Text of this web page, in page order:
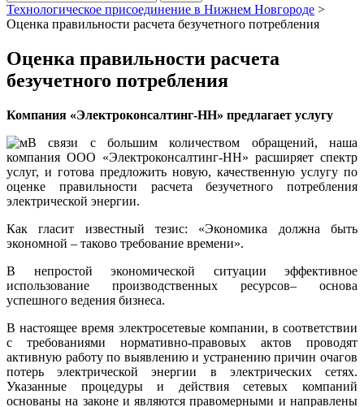
Технологическое присоединение в Нижнем Новгороде >
Oценка правильности расчета безучетного потребления
Oценка правильности расчета
безучетного потребления
Компания «Электроконсалтинг-НН» предлагает услугу
В связи с большим количеством обращений, наша
компания ООО «Электроконсалтинг-НН» расширяет спектр
услуг, и готова предложить новую, качественную услугу по
оценке правильности расчета безучетного потребления
электрической энергии.
Как гласит известный тезис: «Экономика должна быть
экономной – таково требование времени».
В непростой экономической ситуации эффективное
использование производственных ресурсов– основа
успешного ведения бизнеса.
В настоящее время электросетевые компании, в соответствии
с требованиями нормативно-правовых актов проводят
активную работу по выявлению и устранению причин очагов
потерь электрической энергии в электрических сетях.
Указанные процедуры и действия сетевых компаний
основаны на законе и являются правомерными и направлены